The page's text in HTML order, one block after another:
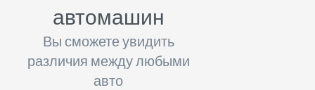
автомашин
Вы сможете увидить
различия между любыми
авто